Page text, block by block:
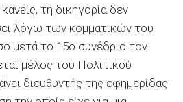
τη δικηγορία δεν
λόγω των κομματικών του
μετά το 15ο συνέδριο τον
μέλος του Πολιτικού
διευθυντής της εφημερίδας